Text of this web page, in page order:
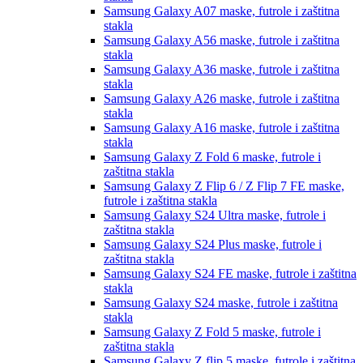
Samsung Galaxy A07 maske, futrole i zaštitna
stakla
Samsung Galaxy A56 maske, futrole i zaštitna
stakla
Samsung Galaxy A36 maske, futrole i zaštitna
stakla
Samsung Galaxy A26 maske, futrole i zaštitna
stakla
Samsung Galaxy A16 maske, futrole i zaštitna
stakla
Samsung Galaxy Z Fold 6 maske, futrole i
zaštitna stakla
Samsung Galaxy Z Flip 6 / Z Flip 7 FE maske,
futrole i zaštitna stakla
Samsung Galaxy S24 Ultra maske, futrole i
zaštitna stakla
Samsung Galaxy S24 Plus maske, futrole i
zaštitna stakla
Samsung Galaxy S24 FE maske, futrole i zaštitna
stakla
Samsung Galaxy S24 maske, futrole i zaštitna
stakla
Samsung Galaxy Z Fold 5 maske, futrole i
zaštitna stakla